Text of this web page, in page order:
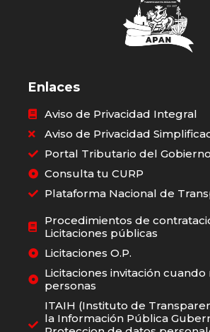
Enlaces
Aviso de Privacidad Integral
Aviso de Privacidad
Portal Tributario del
Consulta tu CURP
Plataforma Nacional de
Procedimientos de
Licitaciones públicas
Licitaciones O.P.
Licitaciones invitación
personas
ITAIH (Instituto de
la Información Pública